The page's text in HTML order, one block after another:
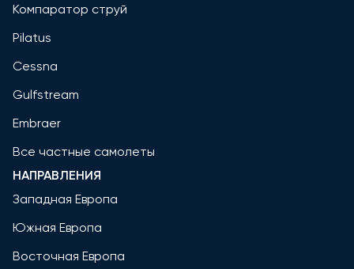
Компаратор струй
Pilatus
Cessna
Gulfstream
Embraer
Все частные самолеты
НАПРАВЛЕНИЯ
Западная Европа
Южная Европа
Восточная Европа